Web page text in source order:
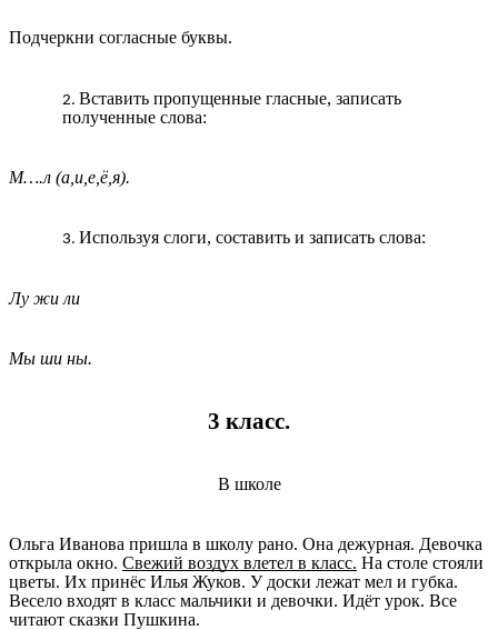
Подчеркни согласные буквы.
Вставить пропущенные гласные, записать
полученные слова:
М….л (а,и,е,ё,я).
Используя слоги, составить и записать слова:
Лу жи ли
Мы ши ны.
3 класс.
В школе
Ольга Иванова пришла в школу рано. Она дежурная. Девочка
открыла окно. Свежий воздух влетел в класс. На столе стояли
цветы. Их принёс Илья Жуков. У доски лежат мел и губка.
Весело входят в класс мальчики и девочки. Идёт урок. Все
читают сказки Пушкина.